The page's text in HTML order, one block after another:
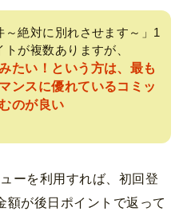
～絶対に別れさせます～」1
が複数ありますが、
たい！という方は、最も
ンスに優れているコミッ
のが良い
ーを利用すれば、初回登
額が後日ポイントで返って